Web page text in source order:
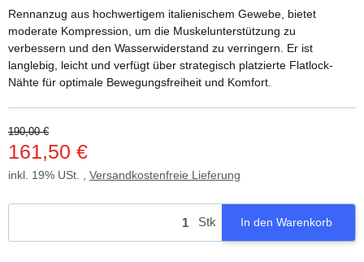
Rennanzug aus hochwertigem italienischem Gewebe, bietet
moderate Kompression, um die Muskelunterstützung zu
verbessern und den Wasserwiderstand zu verringern. Er ist
langlebig, leicht und verfügt über strategisch platzierte Flatlock-
Nähte für optimale Bewegungsfreiheit und Komfort.
190,00 €
161,50 €
inkl. 19% USt. , Versandkostenfreie Lieferung
Stk In den Warenkorb